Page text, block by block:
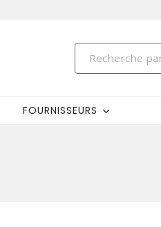
FOURNISSEURS